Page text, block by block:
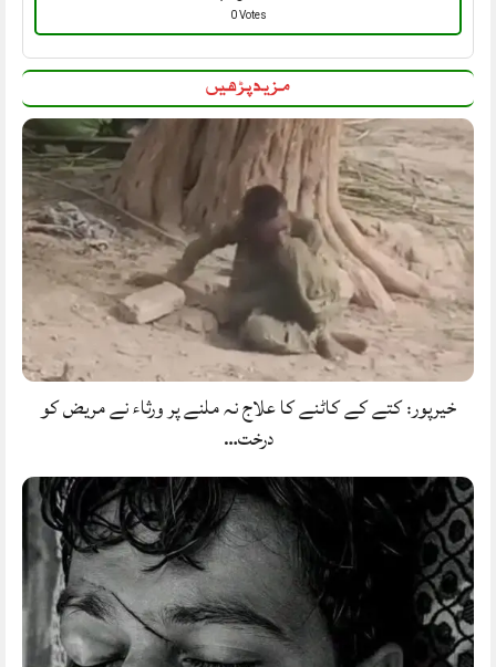
0 Votes
مزید پڑھیں
خیرپور: کتے کے کاٹنے کا علاج نہ ملنے پر ورثاء نے مریض کو
درخت…